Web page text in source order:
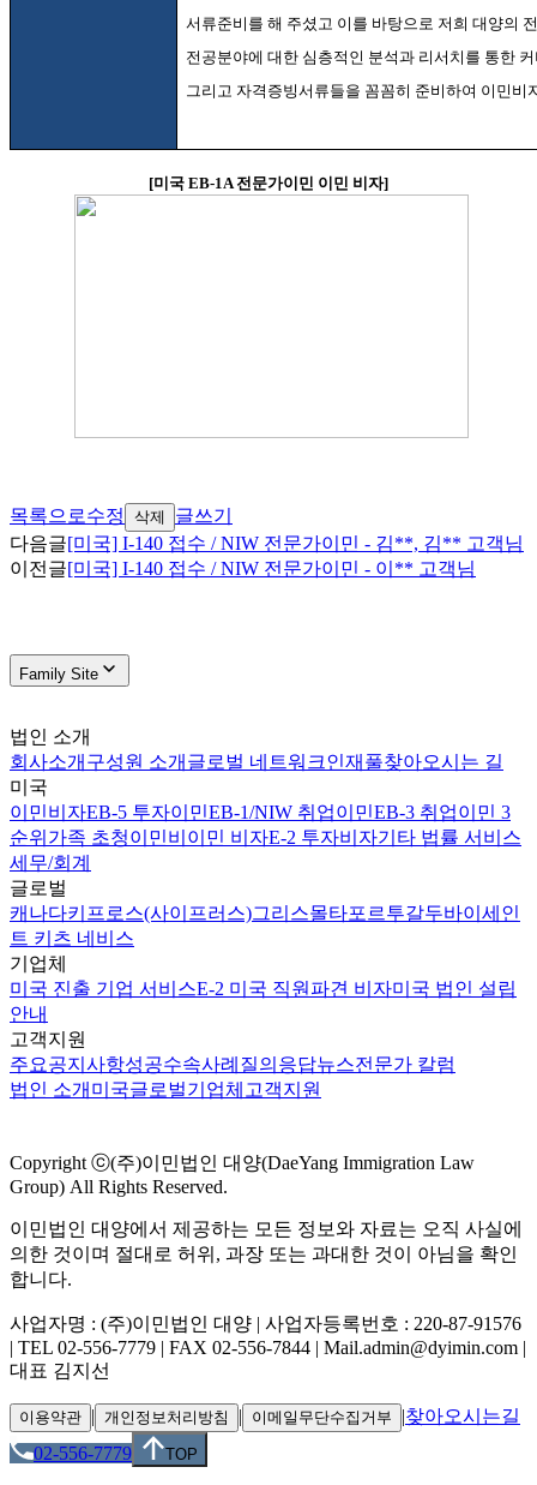
서류준비를 해 주셨고 이를 바탕으로 저희 대양의
전공분야에 대한 심층적인 분석과 리서치를 통한
그리고 자격증빙서류들을 꼼꼼히 준비하여 이민비
[미국 EB-1A 전문가이민 이민 비자]
목록으로수정 삭제
글쓰기
다음글[미국] I-140 접수 / NIW 전문가이민 - 김**, 김** 고객님
이전글[미국] I-140 접수 / NIW 전문가이민 - 이** 고객님
Family Site
법인 소개
회사소개 구성원 소개 글로벌 네트워크인재풀찾아오시는 길
미국
이민비자EB-5 투자이민EB-1/NIW 취업이민EB-3 취업이민 3
순위 가족 초청이민비이민 비자E-2 투자비자기타 법률 서비스
세무/회계
글로벌
캐나다키프로스(사이프러스)그리스몰타포르투갈두바이 세인
트 키츠 네비스
기업체
미국 진출 기업 서비스E-2 미국 직원파견 비자미국 법인 설립
안내
고객지원
주요공지사항성공수속사례 질의응답뉴스전문가 칼럼
법인 소개 미국글로벌기업체 고객지원
Copyright ⓒ(주)이민법인 대양(DaeYang Immigration Law
Group) All Rights Reserved.
이민법인 대양에서 제공하는 모든 정보와 자료는 오직 사실에
의한 것이며 절대로 허위, 과장 또는 과대한 것이 아님을 확인
합니다.
사업자명 : (주)이민법인 대양 | 사업자등록번호 : 220-87-91576
| TEL 02-556-7779 | FAX 02-556-7844 | Mail.admin@dyimin.com |
대표 김지선
이용약관 | 개인정보처리방침 | 이메일무단수집거부 |찾아오시는길
02-556-7779
TOP